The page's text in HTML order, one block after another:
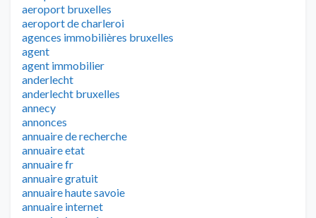
aeroport bruxelles
aeroport de charleroi
agences immobilières bruxelles
agent
agent immobilier
anderlecht
anderlecht bruxelles
annecy
annonces
annuaire de recherche
annuaire etat
annuaire fr
annuaire gratuit
annuaire haute savoie
annuaire internet